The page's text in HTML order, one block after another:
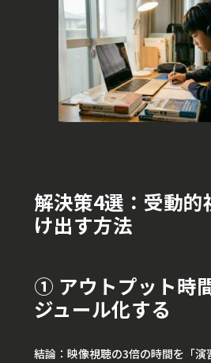
解決策4選：受動的
け出す方法
① アウトプット時
ジュール化する
結論：映像視聴の3倍の時間を「演